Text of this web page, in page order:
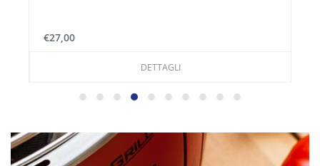
€27,00
DETTAGLI